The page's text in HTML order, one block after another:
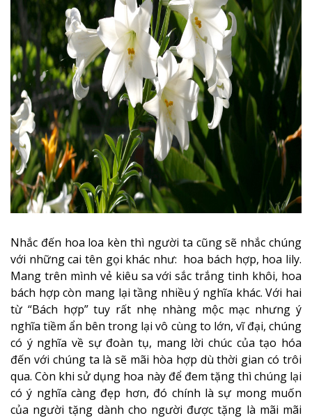
Nhắc đến hoa loa kèn thì người ta cũng sẽ nhắc chúng
với những cai tên gọi khác như: hoa bách hợp, hoa lily.
Mang trên mình vẻ kiêu sa với sắc trắng tinh khôi, hoa
bách hợp còn mang lại tầng nhiều ý nghĩa khác. Với hai
từ “Bách hợp” tuy rất nhẹ nhàng mộc mạc nhưng ý
nghĩa tiềm ẩn bên trong lại vô cùng to lớn, vĩ đại, chúng
có ý nghĩa về sự đoàn tụ, mang lời chúc của tạo hóa
đến với chúng ta là sẽ mãi hòa hợp dù thời gian có trôi
qua. Còn khi sử dụng hoa này để đem tặng thì chúng lại
có ý nghĩa càng đẹp hơn, đó chính là sự mong muốn
của người tặng dành cho người được tặng là mãi mãi